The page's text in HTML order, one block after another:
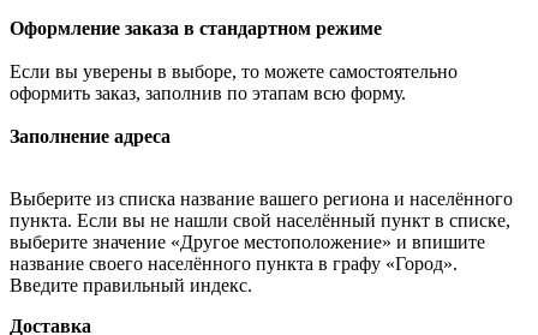
Оформление заказа в стандартном режиме
Если вы уверены в выборе, то можете самостоятельно
оформить заказ, заполнив по этапам всю форму.
Заполнение адреса
Выберите из списка название вашего региона и населённого
пункта. Если вы не нашли свой населённый пункт в списке,
выберите значение «Другое местоположение» и впишите
название своего населённого пункта в графу «Город».
Введите правильный индекс.
Доставка